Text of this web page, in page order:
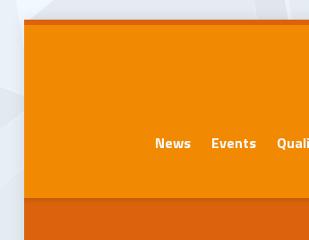
News Events